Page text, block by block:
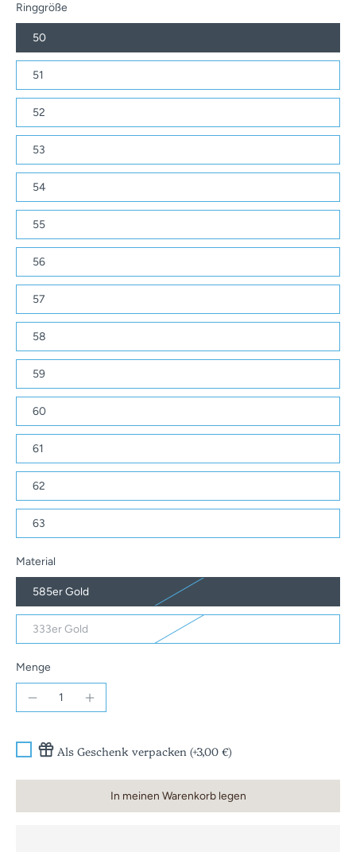
Ringgröße
50
51
52
53
54
55
56
57
58
59
60
61
62
63
Material
585er Gold
333er Gold
Menge
Als Geschenk verpacken (+3,00 €)
In meinen Warenkorb legen